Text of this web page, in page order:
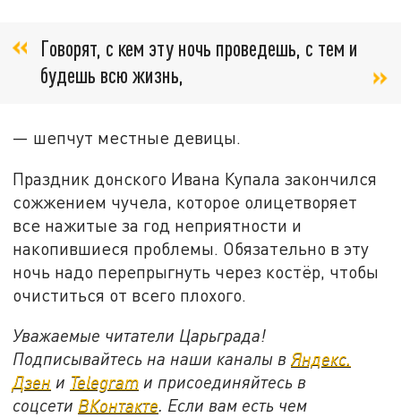
Говорят, с кем эту ночь проведешь, с тем и
будешь всю жизнь,
— шепчут местные девицы.
Праздник донского Ивана Купала закончился
сожжением чучела, которое олицетворяет
все нажитые за год неприятности и
накопившиеся проблемы. Обязательно в эту
ночь надо перепрыгнуть через костёр, чтобы
очиститься от всего плохого.
Уважаемые читатели Царьграда!
Подписывайтесь на наши каналы вЯндекс.
Дзен и Telegram и присоединяйтесь в
соцсети ВКонтакте. Если вам есть чем